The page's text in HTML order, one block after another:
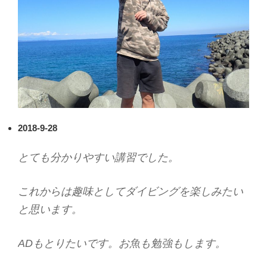
2018-9-28
とても分かりやすい講習でした。
これからは趣味としてダイビングを楽しみたい
と思います。
ADもとりたいです。お魚も勉強もします。